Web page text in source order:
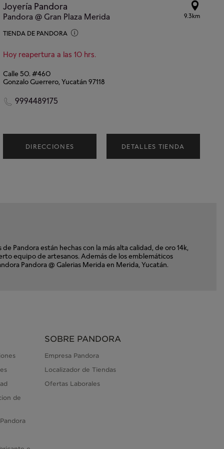
Joyería Pandora
Pandora @ Gran Plaza Merida
TIENDA DE PANDORA
Hoy reapertura a las 10 hrs.
9.3km
Calle 50. #460
Gonzalo Guerrero, Yucatán 97118
9994489175
DIRECCIONES DETALLES TIENDA
Pandora están hechas con la más alta calidad, de oro 14k,
equipo de artesanos. Además de los emblemáticos
Pandora @ Galerias Merida en Merida, Yucatán.
de
SOBRE PANDORA
Empresa Pandora
Localizador de Tiendas
Ofertas Laborales